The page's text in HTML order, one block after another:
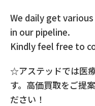
We daily get
in our pipeline.
Kindly feel free to
☆アステッドでは医
す。高価買取をご提
ださい！